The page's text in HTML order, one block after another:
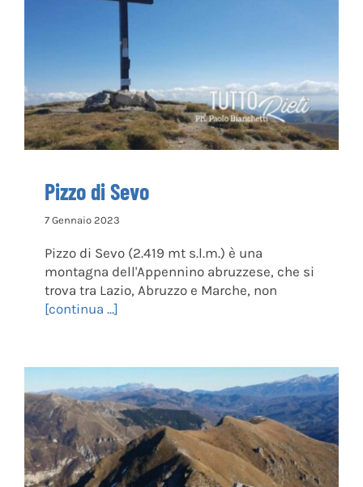
Pizzo di Sevo
7 Gennaio 2023
Pizzo di Sevo (2.419 mt s.l.m.) è una
montagna dell'Appennino abruzzese, che si
trova tra Lazio, Abruzzo e Marche, non
[continua ...]
Monte Elefante